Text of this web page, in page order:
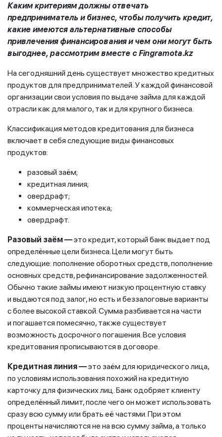
Каким критериям должны отвечать
предприниматель и бизнес, чтобы получить кредит,
какие имеются альтернативные способы
привлечения финансирования и чем они могут быть
выгоднее, рассмотрим вместе сFingramota.kz
На сегодняшний день существует множество кредитных
продуктов для предпринимателей. У каждой финансовой
организации свои условия по выдаче займа для каждой
отрасли как для малого, так и для крупного бизнеса.
Классификация методов кредитования для бизнеса
включает в себя следующие виды финансовых
продуктов:
разовый заём;
кредитная линия;
овердрафт;
коммерческая ипотека;
овердрафт.
Разовый заём —это кредит, который банк выдает под
определённые цели бизнеса. Цели могут быть
следующие: пополнение оборотных средств, пополнение
основных средств, рефинансирование задолженностей.
Обычно такие займы имеют низкую процентную ставку
и выдаются под залог, но есть и беззалоговые варианты
с более высокой ставкой. Сумма разбивается на части
и погашается помесячно, также существует
возможность досрочного погашения. Все условия
кредитования прописываются в договоре.
Кредитная линия —это заём для юридического лица,
по условиям использования похожий на кредитную
карточку для физических лиц. Банк одобряет клиенту
определённый лимит, после чего он может использовать
сразу всю сумму или брать её частями. При этом
проценты начисляются не на всю сумму займа, а только